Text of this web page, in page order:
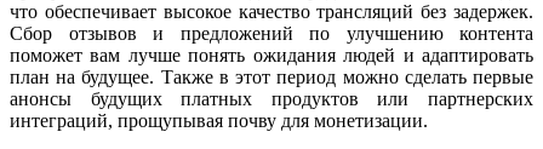
что обеспечивает высокое качество трансляций без задержек.
Сбор отзывов и предложений по улучшению контента
поможет вам лучше понять ожидания людей и адаптировать
план на будущее. Также в этот период можно сделать первые
анонсы будущих платных продуктов или партнерских
интеграций, прощупывая почву для монетизации.